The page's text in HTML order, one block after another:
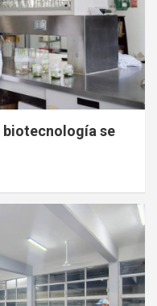
biotecnología se